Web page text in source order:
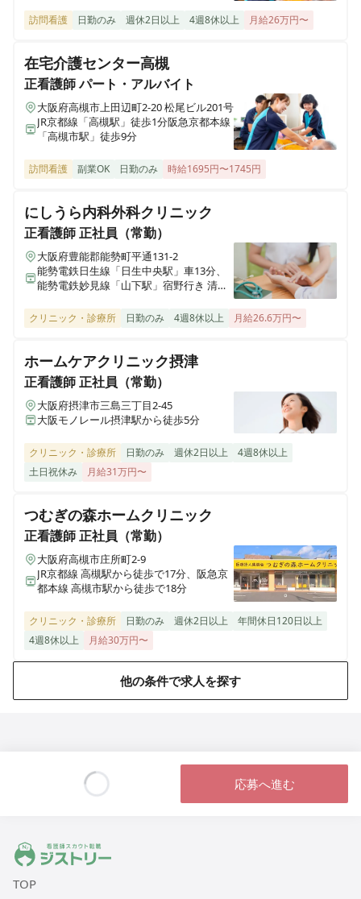
あさがおクリニック 橋本院（仮称）【2026年01月オープ
ン予定】
神奈川県相模原市緑区橋本台4丁目2-9
あさがおクリニック 熊本院(仮称)
熊本県熊本市中央区（詳細住所未定）
東京都渋谷区笹塚三丁目17-4笹塚桜ビル201
あさがおクリニック 関西エリア
大阪府大阪市浪速区（関西エリア全域 想定 場所未定）
あさがおクリニック 埼玉エリア
埼玉県さいたま市西区（埼玉県全域 想定）
あさがおクリニック 稲毛院
千葉県千葉市稲毛区園生町451-50
東京都渋谷区千駄ヶ谷5-30-15
千葉県白井市根1024-2
あさがおクリニック笹塚院
東京都渋谷区笹塚三丁目17-4笹塚桜ビル201
訪問看護 日勤のみ 週休2日以上 4週8休以上 月給26万円〜
在宅介護センター高槻
正看護師パート・アルバイト
大阪府高槻市上田辺町2-20 松尾ビル201号
JR京都線「高槻駅」徒歩1分阪急京都本線
「高槻市駅」徒歩9分
訪問看護 副業OK 日勤のみ 時給1695円〜1745円
にしうら内科外科クリニック
正看護師正社員（常勤）
大阪府豊能郡能勢町平通131-2
能勢電鉄日生線「日生中央駅」車13分、
能勢電鉄妙見線「山下駅」宿野行き 清水
クリニック・診療所 日勤のみ 4週8休以上 月給26.6万円〜
ホームケアクリニック摂津
正看護師正社員（常勤）
大阪府摂津市三島三丁目2-45
大阪モノレール摂津駅から徒歩5分
クリニック・診療所 日勤のみ 週休2日以上
4週8休以上
土日祝休み
月給31万円〜
つむぎの森ホームクリニック
正看護師正社員（常勤）
大阪府高槻市庄所町2-9
JR京都線 高槻駅から徒歩で17分、阪急京
都本線 高槻市駅から徒歩で18分
クリニック・診療所 日勤のみ 週休2日以上
年間休日120日以上
4週8休以上
月給30万円〜
他の条件で求人を探す
応募へ進む
ジストリー 看護師の転職マッチング
TOP